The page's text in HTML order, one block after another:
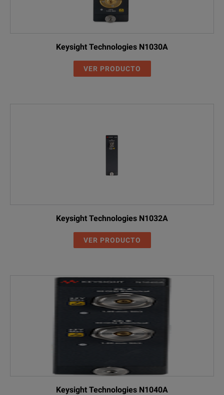
Keysight Technologies N1030A
VER PRODUCTO
Keysight Technologies N1032A
VER PRODUCTO
Keysight Technologies N1040A